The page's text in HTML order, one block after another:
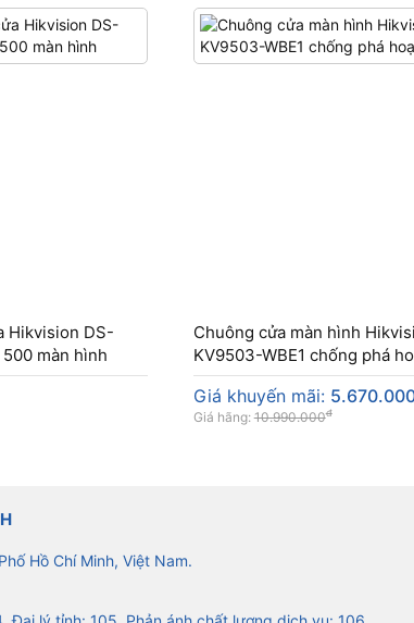
Hikvision DS-
màn hình
Chuông cửa màn hình
KV9503-WBE1 chống phá
Giá khuyến mãi:
Giá hãng:10.990.000đ
Hồ Chí Minh, Việt Nam.